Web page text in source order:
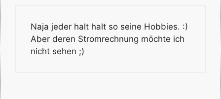
Naja jeder halt halt so seine Hobbies. :)
Aber deren Stromrechnung möchte ich
nicht sehen ;)